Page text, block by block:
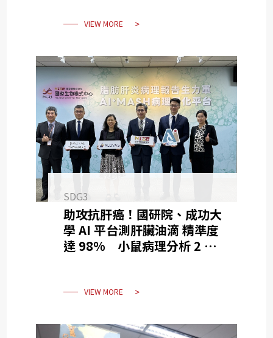
VIEW MORE
SDG3
助攻抗肝癌！國研院、成功大
學 AI 平台測肝臟油滴 精準度
達 98% 小鼠病理分析 2 月
VIEW MORE